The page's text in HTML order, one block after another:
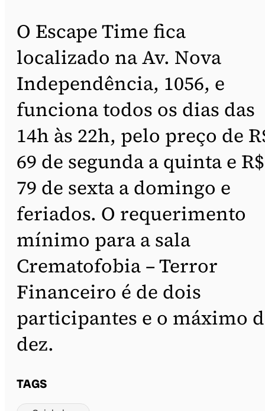
O Escape Time fica
localizado na Av. Nova
Independência, 1056, e
funciona todos os dias das
14h às 22h, pelo preço de
69 de segunda a quinta e R$
79 de sexta a domingo e
feriados. O requerimento
mínimo para a sala
Crematofobia – Terror
Financeiro é de dois
participantes e o máximo
dez.
TAGS